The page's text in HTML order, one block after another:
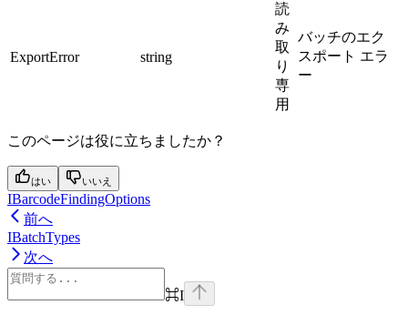
ExportError string
読
み
取
り
専
用
バッチのエク
スポート エラ
ー
このページは役に立ちましたか？
はい いいえ
IBarcodeFindingOptions
前へ
IBatchTypes
次へ
⌘I